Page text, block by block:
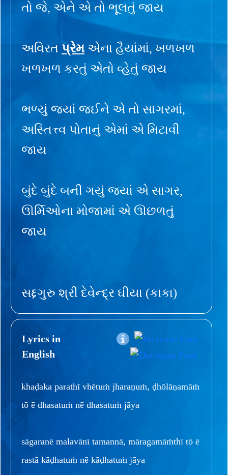
તો જે, એને એ તો ભૂલતું જાય
અવિરત પ્રેમ એના હૈયાંમાં, ખળખળ
ખળખળ કરતું એતો વ્હેતું જાય
ભળ્યું જ્યાં જઈને એ તો સાગરમાં,
અસ્તિત્ત્વ પોતાનું એમાં એ મિટાવી
જાય
બુંદે બુંદે બની ગયું જ્યાં એ સાગર,
ઊર્મિઓના મોજામાં એ ઊછળતું
જાય
સદ્દગુરુ શ્રી દેવેન્દ્ર ઘીયા (કાકા)
Lyrics in
English
khaḍaka parathī vhētuṁ jharaṇuṁ, ḍhōlāṇamāṁ
tō ē dhasatuṁ nē dhasatuṁ jāya
sāgaranē malavānī tamannā, māragamāṁthī tō ē
rastā kāḍhatuṁ nē kāḍhatuṁ jāya